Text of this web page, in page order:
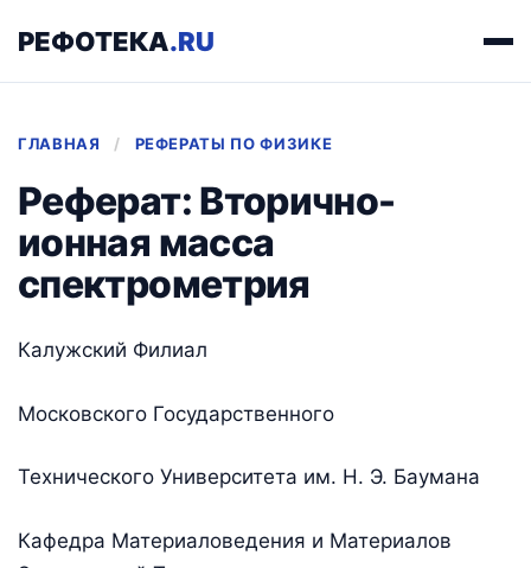
РЕФОТЕКА.RU
ГЛАВНАЯ / РЕФЕРАТЫ ПО ФИЗИКЕ
Реферат: Вторично-
ионная масса
спектрометрия
Калужский Филиал
Московского Государственного
Технического Университета им. Н. Э. Баумана
Кафедра Материаловедения и Материалов